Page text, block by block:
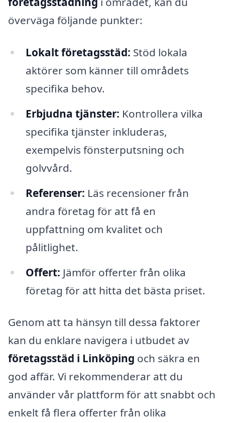
överväga följande punkter:
Lokalt företagsstäd: Stöd lokala
aktörer som känner till områdets
specifika behov.
Erbjudna tjänster: Kontrollera vilka
specifika tjänster inkluderas,
exempelvis fönsterputsning och
golvvård.
Referenser: Läs recensioner från
andra företag för att få en
uppfattning om kvalitet och
pålitlighet.
Offert: Jämför offerter från olika
företag för att hitta det bästa priset.
Genom att ta hänsyn till dessa faktorer
kan du enklare navigera i utbudet av
företagsstäd i Linköping och säkra en
god affär. Vi rekommenderar att du
använder vår plattform för att snabbt och
enkelt få flera offerter från olika